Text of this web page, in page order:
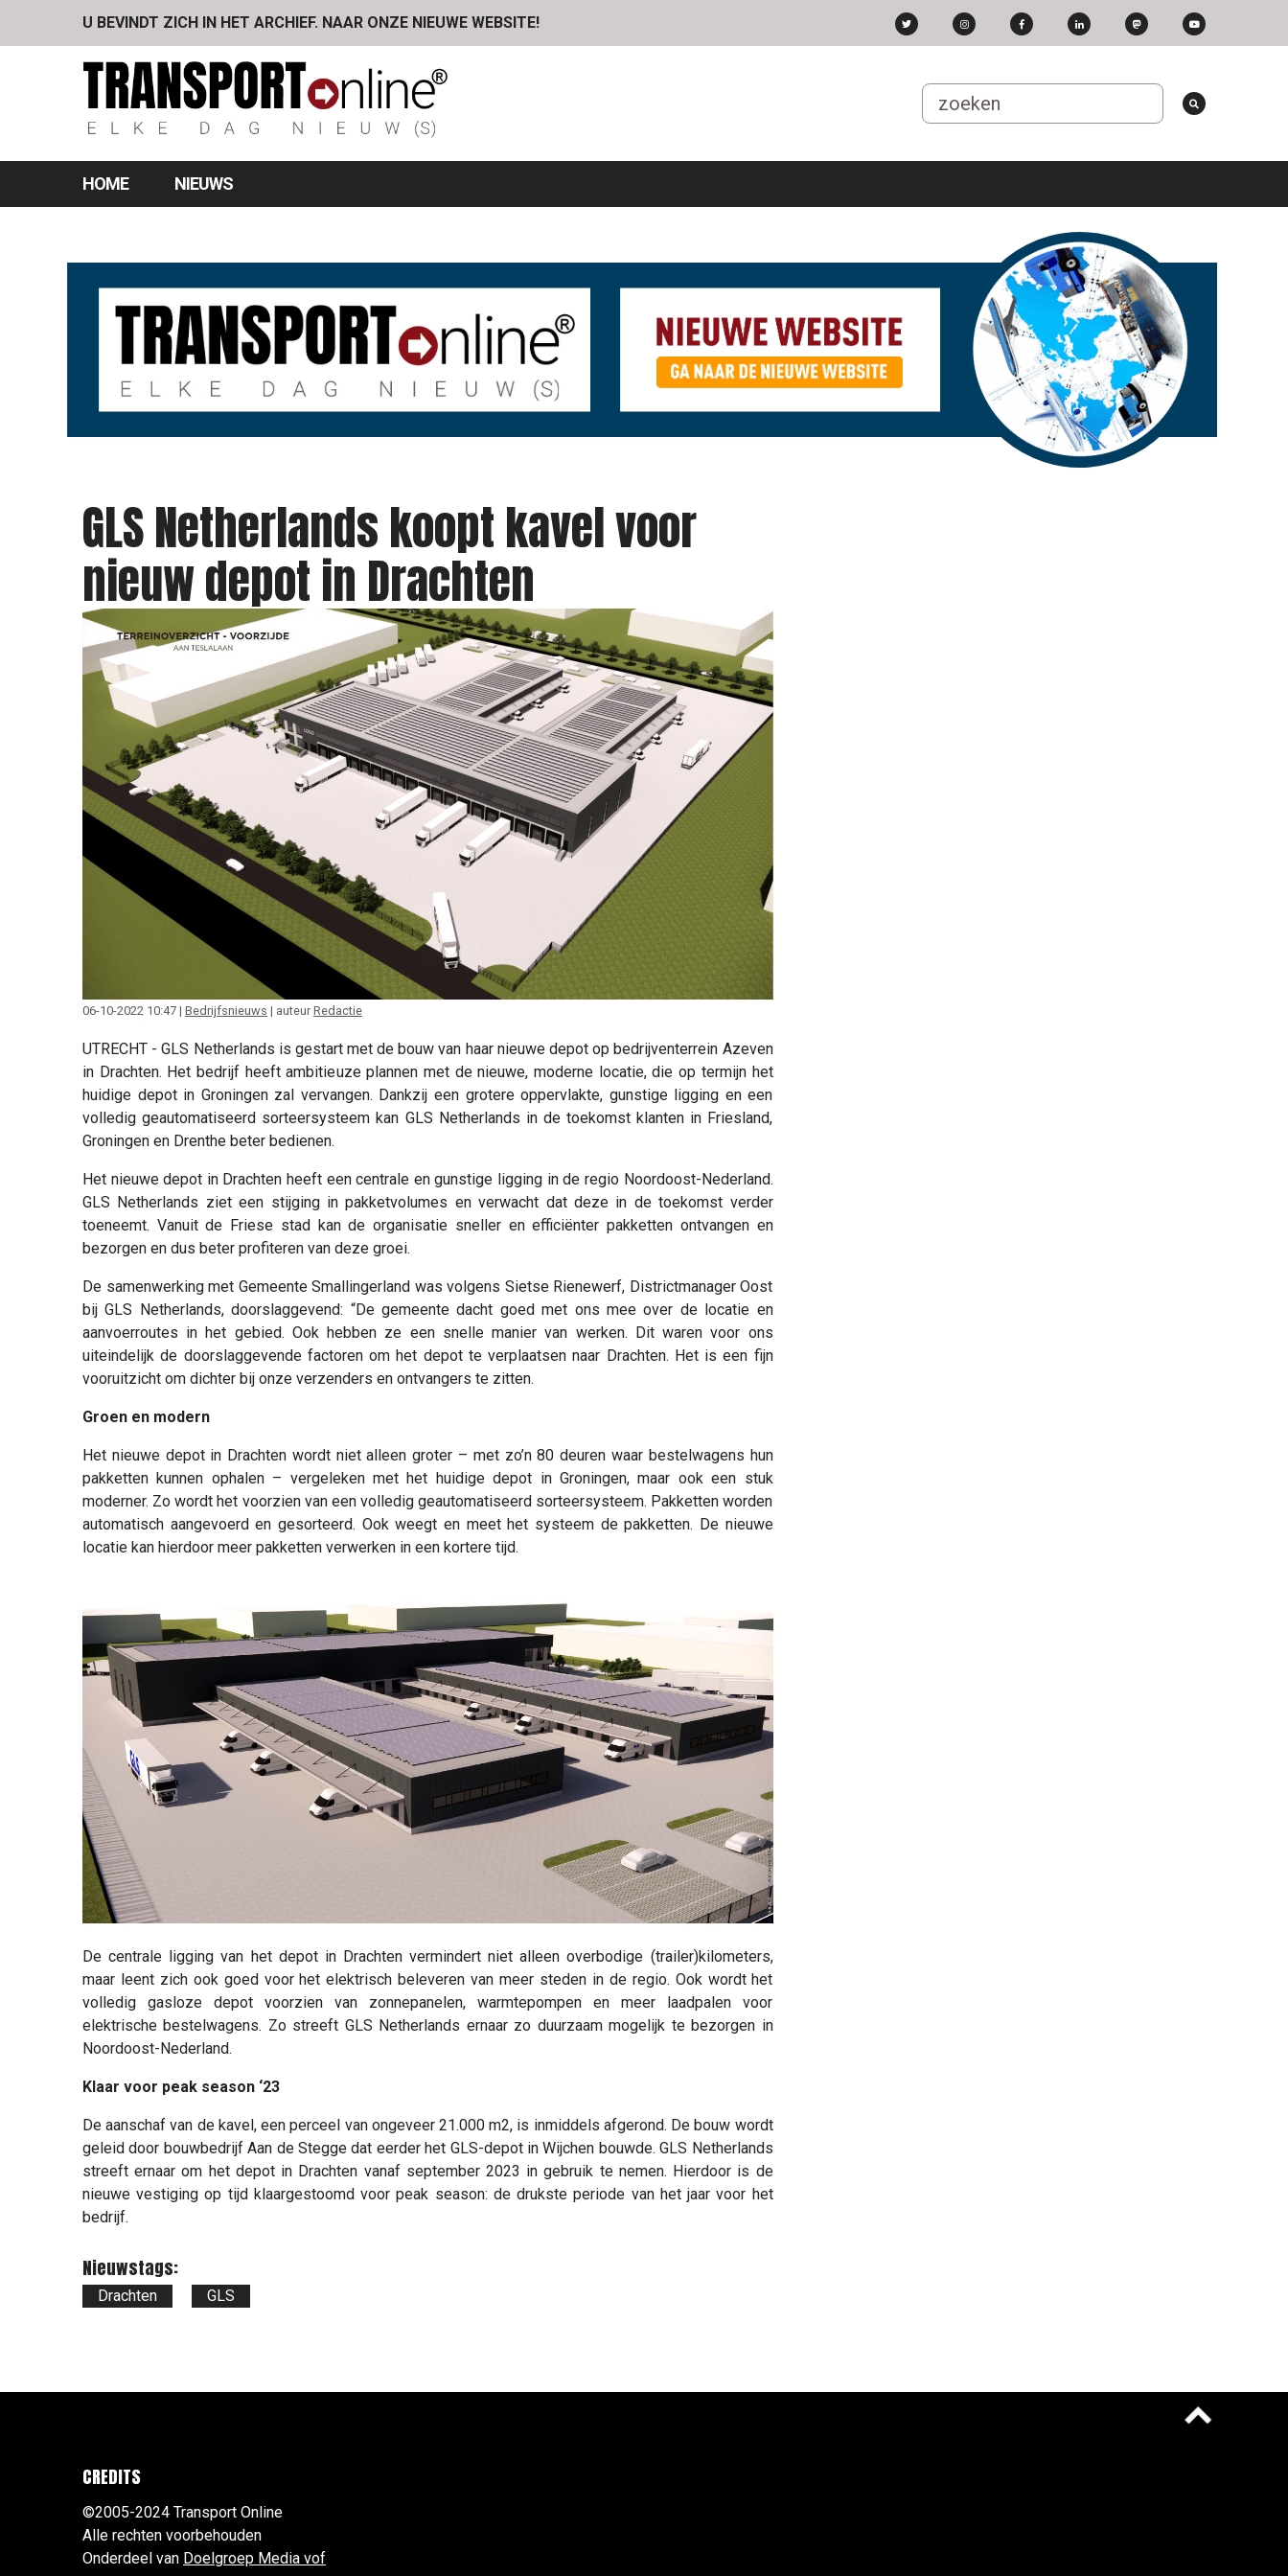
U BEVINDT ZICH IN HET ARCHIEF. NAAR ONZE NIEUWE WEBSITE!
HOME NIEUWS
GLS Netherlands koopt kavel voor
nieuw depot in Drachten
06-10-2022 10:47 | Bedrijfsnieuws | auteur Redactie
UTRECHT - GLS Netherlands is gestart met de bouw van haar nieuwe depot op bedrijventerrein Azeven
in Drachten. Het bedrijf heeft ambitieuze plannen met de nieuwe, moderne locatie, die op termijn het
huidige depot in Groningen zal vervangen. Dankzij een grotere oppervlakte, gunstige ligging en een
volledig geautomatiseerd sorteersysteem kan GLS Netherlands in de toekomst klanten in Friesland,
Groningen en Drenthe beter bedienen.
Het nieuwe depot in Drachten heeft een centrale en gunstige ligging in de regio Noordoost-Nederland.
GLS Netherlands ziet een stijging in pakketvolumes en verwacht dat deze in de toekomst verder
toeneemt. Vanuit de Friese stad kan de organisatie sneller en efficiënter pakketten ontvangen en
bezorgen en dus beter profiteren van deze groei.
De samenwerking met Gemeente Smallingerland was volgens Sietse Rienewerf, Districtmanager Oost
bij GLS Netherlands, doorslaggevend: “De gemeente dacht goed met ons mee over de locatie en
aanvoerroutes in het gebied. Ook hebben ze een snelle manier van werken. Dit waren voor ons
uiteindelijk de doorslaggevende factoren om het depot te verplaatsen naar Drachten. Het is een fijn
vooruitzicht om dichter bij onze verzenders en ontvangers te zitten.
Groen en modern
Het nieuwe depot in Drachten wordt niet alleen groter – met zo’n 80 deuren waar bestelwagens hun
pakketten kunnen ophalen – vergeleken met het huidige depot in Groningen, maar ook een stuk
moderner. Zo wordt het voorzien van een volledig geautomatiseerd sorteersysteem. Pakketten worden
automatisch aangevoerd en gesorteerd. Ook weegt en meet het systeem de pakketten. De nieuwe
locatie kan hierdoor meer pakketten verwerken in een kortere tijd.
De centrale ligging van het depot in Drachten vermindert niet alleen overbodige (trailer)kilometers,
maar leent zich ook goed voor het elektrisch beleveren van meer steden in de regio. Ook wordt het
volledig gasloze depot voorzien van zonnepanelen, warmtepompen en meer laadpalen voor
elektrische bestelwagens. Zo streeft GLS Netherlands ernaar zo duurzaam mogelijk te bezorgen in
Noordoost-Nederland.
Klaar voor peak season ‘23
De aanschaf van de kavel, een perceel van ongeveer 21.000 m2, is inmiddels afgerond. De bouw wordt
geleid door bouwbedrijf Aan de Stegge dat eerder het GLS-depot in Wijchen bouwde. GLS Netherlands
streeft ernaar om het depot in Drachten vanaf september 2023 in gebruik te nemen. Hierdoor is de
nieuwe vestiging op tijd klaargestoomd voor peak season: de drukste periode van het jaar voor het
bedrijf.
Nieuwstags:
Drachten GLS
CREDITS
©2005-2024 Transport Online
Alle rechten voorbehouden
Onderdeel van Doelgroep Media vof